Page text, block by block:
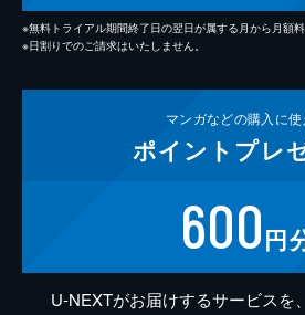
※無料トライアル期間終了日の翌日が属する月から月額料
※日割りでのご請求はいたしません。
マンガなどの購入に使
ポイント プレ
600円
U-NEXTがお届けするサービスを